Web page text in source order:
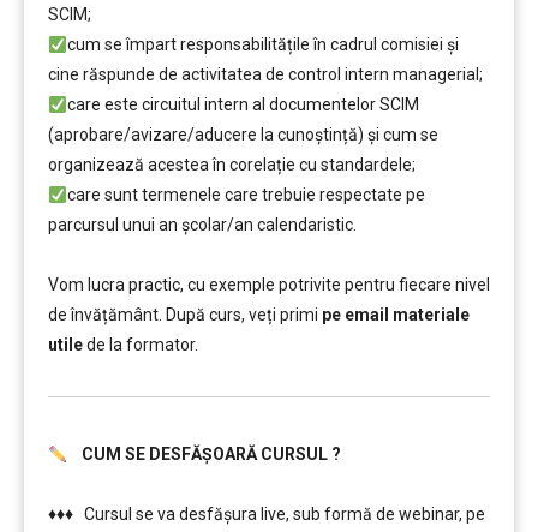
SCIM;
cum se împart responsabilitățile în cadrul comisiei şi
cine răspunde de activitatea de control intern managerial;
care este circuitul intern al documentelor SCIM
(aprobare/avizare/aducere la cunoştință) și cum se
organizează acestea în corelație cu standardele;
care sunt termenele care trebuie respectate pe
parcursul unui an şcolar/an calendaristic.
Vom lucra practic, cu exemple potrivite pentru fiecare nivel
de învățământ. După curs, veți primi pe email materiale
utilede la formator.
CUM SE DESFĂȘOARĂ CURSUL ?
♦♦♦ Cursul se va desfășura live, sub formă de webinar, pe